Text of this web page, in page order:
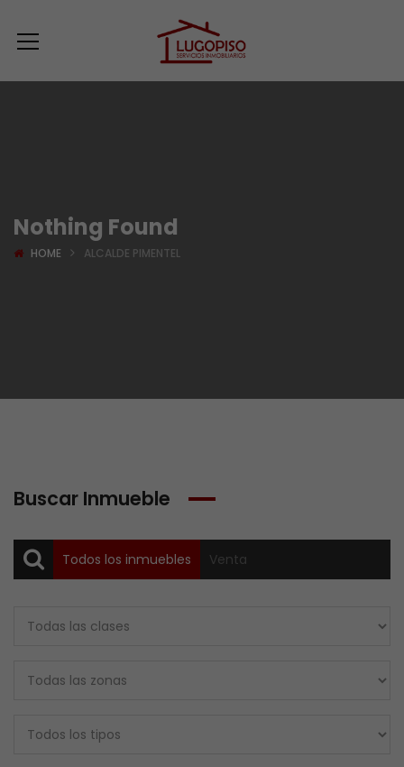
Nothing Found
HOME ALCALDE PIMENTEL
Buscar Inmueble
Todos los inmuebles Venta